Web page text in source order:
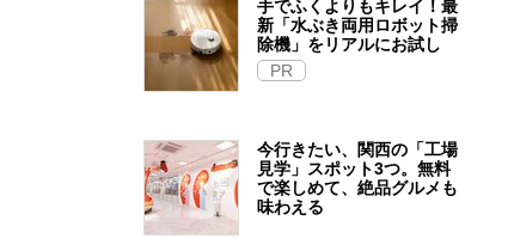
手でふくよりもキレイ！最
新「水ぶき両用ロボット掃
除機」をリアルにお試し
PR
今行きたい、関西の「工場
見学」スポット3つ。無料
で楽しめて、絶品グルメも
味わえる